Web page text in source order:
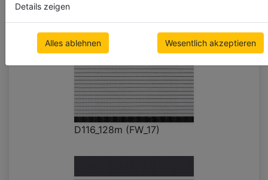
Details zeigen
Alles ablehnen Wesentlich akzeptieren
D116_128m (FW_17)